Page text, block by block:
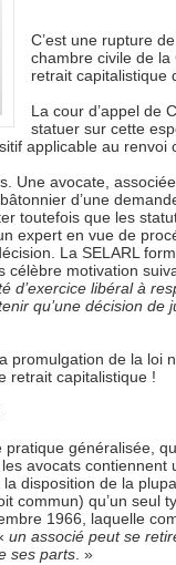
C’est une rupture
chambre civile de
retrait capitalistique
La cour d’appel de
statuer sur cette
applicable au
Une avocate,
d’une
toutefois que les
expert en vue de
La SELARL
célèbre motivation
d’exercice libéral à
qu’une décision
promulgation de la loi
retrait capitalistique !
généralisée,
avocats
la disposition de la
commun) qu’un seul
1966, laquelle
un associé peut se
ses parts . »